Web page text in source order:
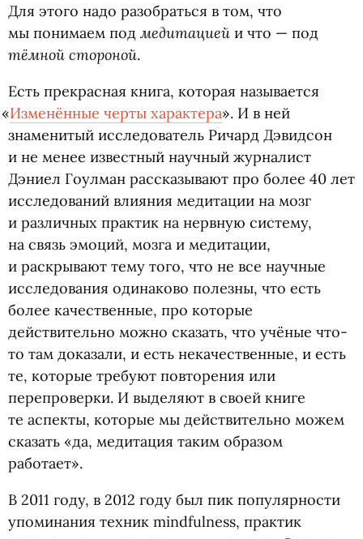
Для этого надо разобраться в том, что
мы понимаем под медитацией и что — под
тёмной стороной.
Есть прекрасная книга, которая называется
«Изменённые черты характера». И в ней
знаменитый исследователь Ричард Дэвидсон
и не менее известный научный журналист
Дэниел Гоулман рассказывают про более 40 лет
исследований влияния медитации на мозг
и различных практик на нервную систему,
на связь эмоций, мозга и медитации,
и раскрывают тему того, что не все научные
исследования одинаково полезны, что есть
более качественные, про которые
действительно можно сказать, что учёные что-
то там доказали, и есть некачественные, и есть
те, которые требуют повторения или
перепроверки. И выделяют в своей книге
те аспекты, которые мы действительно можем
сказать «да, медитация таким образом
работает».
В 2011 году, в 2012 году был пик популярности
упоминания техник mindfulness, практик